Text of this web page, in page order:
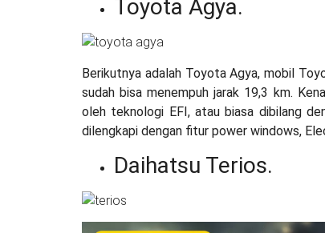
Toyota Agya.
Berikutnya adalah Toyota Agya, mobil
sudah bisa menempuh jarak 19,3 km.
oleh teknologi EFI, atau biasa dibilang
dilengkapi dengan fitur power windows,
Daihatsu Terios.